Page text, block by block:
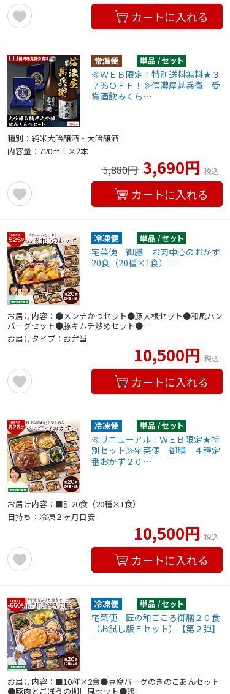
カートに入れる
≪ＷＥＢ限定！特別送料無料★３
７％ＯＦＦ！≫信濃屋甚兵衛 受
賞酒飲みくら…
種別：純米大吟醸酒・大吟醸酒
内容量：720ｍｌ×2本
5,880円 3,690円 税込
カートに入れる
宅菜便 御膳 お肉中心のおかず
20食（20種×1食） …
お届け内容：●メンチかつセット●豚大根セット●和風ハン
バーグセット●豚キムチ炒めセット●…
お届けタイプ：お弁当
10,500円 税込
カートに入れる
≪リニューアル！ＷＥＢ限定★特
別セット≫宅菜便 御膳 ４種定
番おかず２０…
お届け内容：■計20食（20種×1食）
日持ち：冷凍２ヶ月目安
10,500円 税込
カートに入れる
宅菜便 匠の和ごころ御膳２０食
（お試し版Ｆセット）【第２弾】
…
お届け内容：■10種×2食●豆腐バーグのきのこあんセット
●豚肉とごぼうの柳川風セット●鶏…